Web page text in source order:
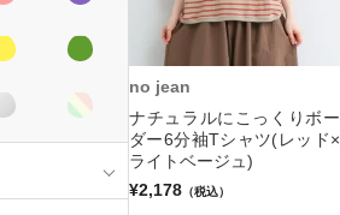
no jean
ナチュラルにこっくりボー
ダー6分袖Tシャツ(レッド×
ライトベージュ)
¥2,178 （税込）